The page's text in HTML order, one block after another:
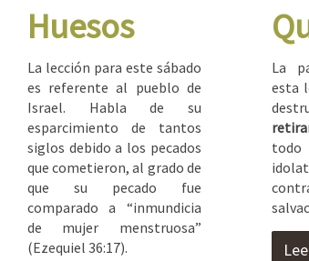
Huesos
La lección para este sábado
es referente al pueblo de
Israel. Habla de su
esparcimiento de tantos
siglos debido a los pecados
que cometieron, al grado de
que su pecado fue
comparado a “inmundicia
de mujer menstruosa”
(Ezequiel 36:17).
La
esta
todo